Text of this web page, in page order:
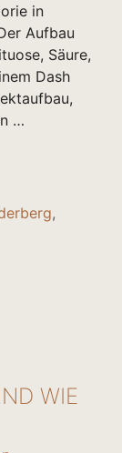
in
Aufbau
Säure,
Dash
…
,
WIE